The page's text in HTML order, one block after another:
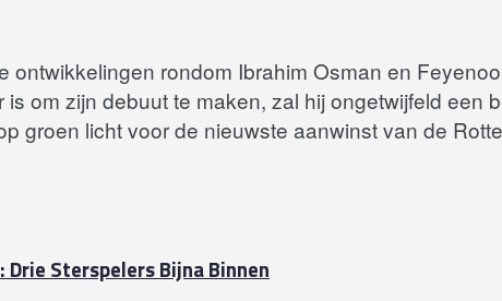
ontwikkelingen rondom Ibrahim Osman en
om zijn debuut te maken, zal hij ongetwijfeld een
groen licht voor de nieuwste aanwinst van de
Sterspelers Bijna Binnen